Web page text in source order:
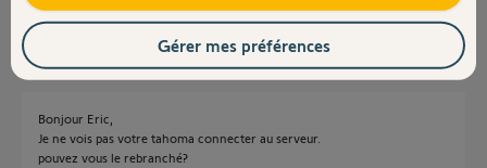
JACKY M. il y a plus d'un an
Bonjour Eric,
Je ne vois pas votre tahoma connecter au serveur.
pouvez vous le rebranché?
Gérer mes préférences